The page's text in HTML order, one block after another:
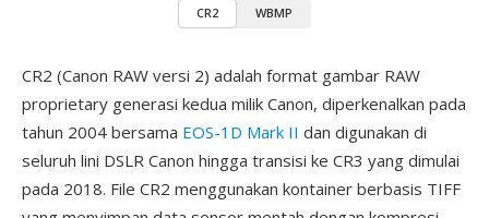
CR2 WBMP
CR2 (Canon RAW versi 2) adalah format gambar RAW
proprietary generasi kedua milik Canon, diperkenalkan pada
tahun 2004 bersama EOS-1D Mark II dan digunakan di
seluruh lini DSLR Canon hingga transisi ke CR3 yang dimulai
pada 2018. File CR2 menggunakan kontainer berbasis TIFF